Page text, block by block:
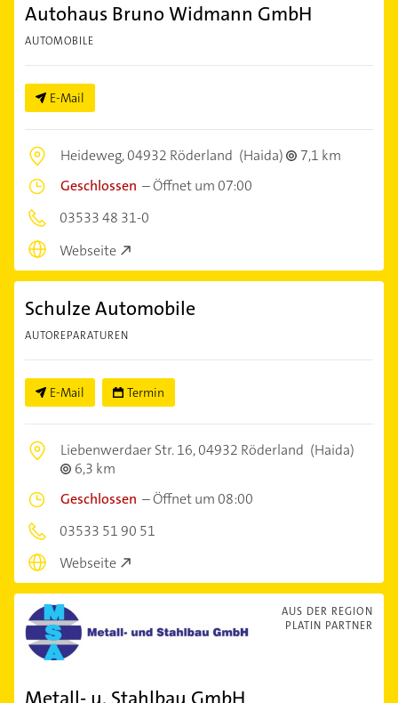
Autohaus Bruno Widmann GmbH
AUTOMOBILE
E-Mail
Heideweg,04932 Röderland (Haida)
7,1 km
Geschlossen –Öffnet um 07:00
03533 48 31-0
Webseite
Schulze Automobile
AUTOREPARATUREN
E-Mail Termin
Liebenwerdaer Str. 16,04932 Röderland (Haida)
6,3 km
Geschlossen –Öffnet um 08:00
03533 51 90 51
Webseite
AUS DER REGION
PLATIN PARTNER